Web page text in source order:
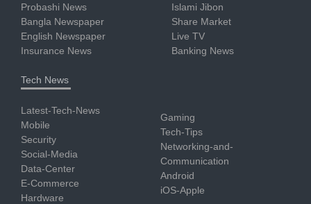
Probashi News
Bangla Newspaper
English Newspaper
Insurance News
Islami Jibon
Share Market
Live TV
Banking News
Tech News
Latest-Tech-News
Mobile
Security
Social-Media
Data-Center
E-Commerce
Hardware
Gaming
Tech-Tips
Networking-and-
Communication
Android
iOS-Apple